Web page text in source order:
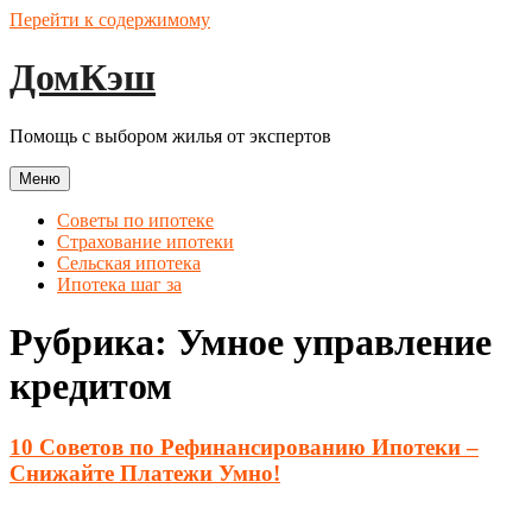
Перейти к содержимому
ДомКэш
Помощь с выбором жилья от экспертов
Меню
Советы по ипотеке
Страхование ипотеки
Сельская ипотека
Ипотека шаг за
Рубрика: Умное управление
кредитом
10 Советов по Рефинансированию Ипотеки –
Снижайте Платежи Умно!